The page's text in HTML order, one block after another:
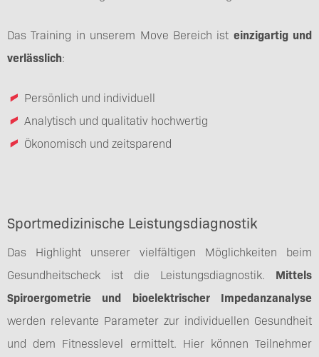
Das Training in unserem Move Bereich ist einzigartig und
verlässlich:
Persönlich und individuell
Analytisch und qualitativ hochwertig
Ökonomisch und zeitsparend
Sportmedizinische Leistungsdiagnostik
Das Highlight unserer vielfältigen Möglichkeiten beim
Gesundheitscheck ist die Leistungsdiagnostik. Mittels
Spiroergometrie und bioelektrischer
Impedanzanalyse
werden relevante Parameter zur individuellen Gesundheit
und dem Fitnesslevel ermittelt. Hier können Teilnehmer